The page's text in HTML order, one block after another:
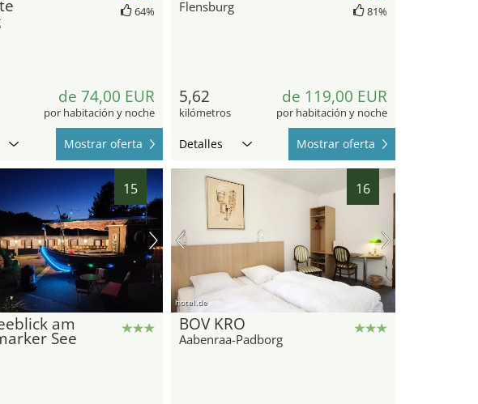
64%
de 74,00 EUR
por habitación y noche
Mostrar oferta
Flensburg 81%
5,62
kilómetros
de 119,00 EUR
por habitación y noche
Detalles Mostrar oferta
15
am
See
16
hotel.de
BOV KRO
Aabenraa-Padborg